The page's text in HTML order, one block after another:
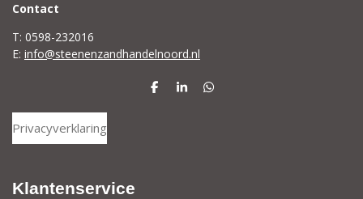
Contact
T: 0598-232016
E: info@steenenzandhandelnoord.nl
D
S
D
Privacyverklaring
Klantenservice